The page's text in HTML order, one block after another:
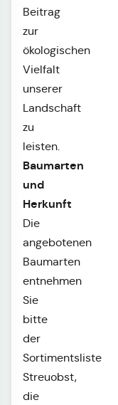
Beitrag
zur
ökologischen
Vielfalt
unserer
Landschaft
zu
leisten.
Baumarten
und
Herkunft
Die
angebotenen
Baumarten
entnehmen
Sie
bitte
der
Sortimentsliste
Streuobst,
die